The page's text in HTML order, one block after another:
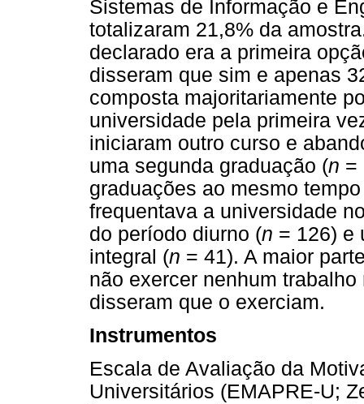
Sistemas de Informação e
totalizaram 21,8% da
declarado era a primeira
disseram que sim e apenas
composta majoritariamente
universidade pela primeira
iniciaram outro curso e
uma segunda graduação (n =
graduações ao mesmo
frequentava a universidade
do período diurno (n = 126) e
integral (n = 41). A maior
não exercer nenhum
disseram que o exerciam.
Instrumentos
Escala de Avaliação da
Universitários (EMAPRE-U;